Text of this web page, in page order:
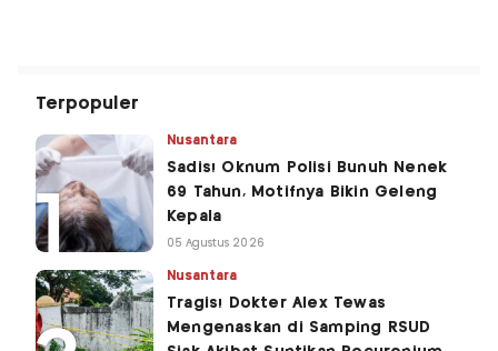
Terpopuler
Nusantara
Sadis! Oknum Polisi Bunuh Nenek
69 Tahun, Motifnya Bikin Geleng
Kepala
05 Agustus 2026
Nusantara
Tragis! Dokter Alex Tewas
Mengenaskan di Samping RSUD